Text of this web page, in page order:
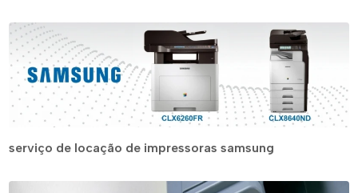
serviço de locação de impressoras samsung